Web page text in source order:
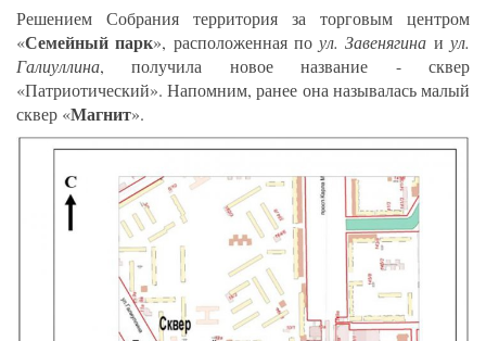
Решением Собрания территория за торговым центром
«Семейный парк», расположенная поул. Завенягина иул.
Галиуллина, получила новое название - сквер
«Патриотический». Напомним, ранее она называлась малый
сквер «Магнит».